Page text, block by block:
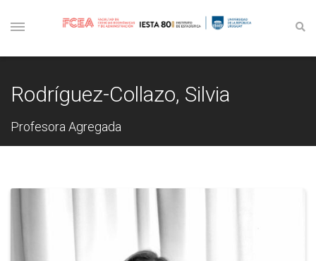
Rodríguez-Collazo, Silvia
Profesora Agregada